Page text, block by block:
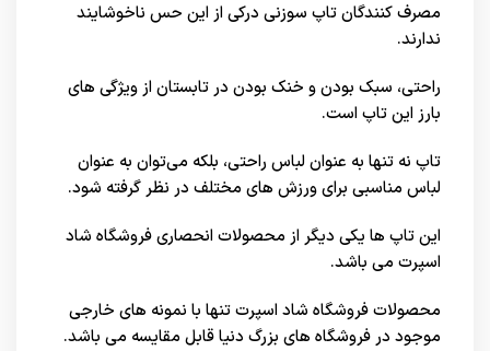
مصرف کنندگان تاپ سوزنی درکی از این حس ناخوشایند
ندارند.
راحتی، سبک بودن و خنک بودن در تابستان از ویژگی های
بارز این تاپ است.
تاپ نه تنها به عنوان لباس راحتی، بلکه می‌توان به عنوان
لباس مناسبی برای ورزش های مختلف در نظر گرفته شود.
این تاپ ها یکی دیگر از محصولات انحصاریفروشگاه شاد
اسپرت می باشد.
محصولات فروشگاه شاد اسپرت تنها با نمونه های خارجی
موجود درفروشگاه های بزرگ دنیاقابل مقایسه می باشد.